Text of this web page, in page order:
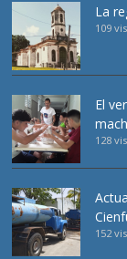
La
109
El
128
152